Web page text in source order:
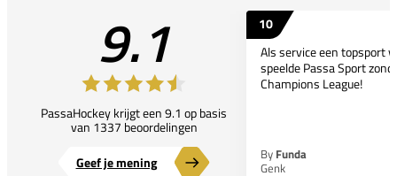
9.1
PassaHockey krijgt een 9.1 op basis
van 1337 beoordelingen
Geef je mening
10
Als service een topsport
speelde Passa Sport
Champions League!
By Funda
Genk